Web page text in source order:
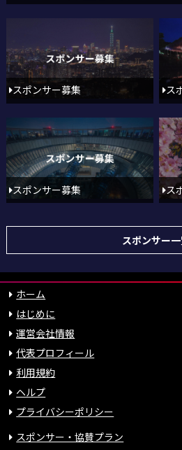
スポンサー募集 ス
スポンサー募集 ス
スポンサー
ホーム
はじめに
運営会社情報
代表プロフィール
利用規約
ヘルプ
プライバシーポリシー
スポンサー・協賛プラン